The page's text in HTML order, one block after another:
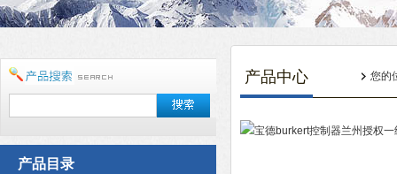
产品目录
产品中心 您的